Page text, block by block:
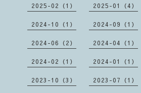
2025-02（1） 2025-01（4）
2024-10（1） 2024-09（1）
2024-06（2） 2024-04（1）
2024-02（1） 2024-01（1）
2023-10（3） 2023-07（1）